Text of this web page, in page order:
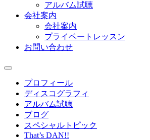
アルバム試聴
会社案内
会社案内
プライベートレッスン
お問い合わせ
プロフィール
ディスコグラフィ
アルバム試聴
ブログ
スペシャルトピック
That’s DAN!!